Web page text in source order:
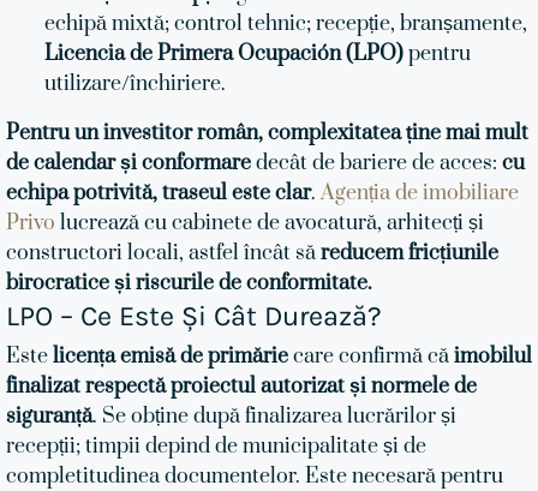
echipă mixtă; control tehnic; recepție, branșamente,
Licencia de Primera Ocupación (LPO)pentru
utilizare/închiriere.
Pentru un investitor român, complexitatea ține mai mult
de calendar și conformaredecât de bariere de acces: cu
echipa potrivită, traseul este clar.Agenția de imobiliare
Privo lucrează cu cabinete de avocatură, arhitecți și
constructori locali, astfel încât săreducem fricțiunile
birocratice și riscurile de conformitate.
LPO – Ce Este Și Cât Durează?
Estelicența emisă de primăriecare confirmă căimobilul
finalizat respectă proiectul autorizat și normele de
siguranță. Se obține după finalizarea lucrărilor și
recepții; timpii depind de municipalitate și de
completitudinea documentelor. Este necesară pentru